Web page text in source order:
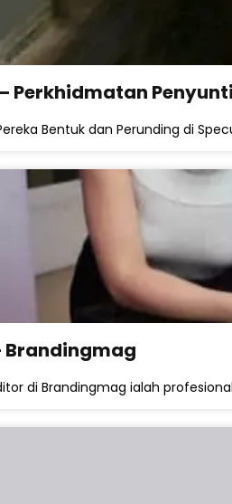
Perkhidmatan
Bentuk dan Perunding di
Brandingmag
di Brandingmag ialah